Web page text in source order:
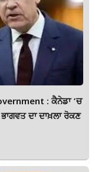
: ਕੈਨੇਡਾ ’ਚ
ਦਾ ਦਾਖ਼ਲਾ ਰੋਕਣ